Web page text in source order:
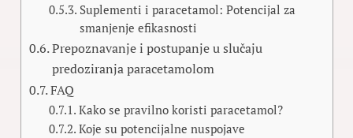
Suplementi i paracetamol: Potencijal za
smanjenje efikasnosti
Prepoznavanje i postupanje u slučaju
predoziranja paracetamolom
FAQ
Kako se pravilno koristi paracetamol?
Koje su potencijalne nuspojave